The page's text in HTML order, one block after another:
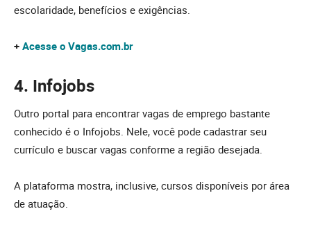
escolaridade, benefícios e exigências.
+ Acesse o Vagas.com.br
4. Infojobs
Outro portal para encontrar vagas de emprego bastante
conhecido é o Infojobs. Nele, você pode cadastrar seu
currículo e buscar vagas conforme a região desejada.
A plataforma mostra, inclusive, cursos disponíveis por área
de atuação.